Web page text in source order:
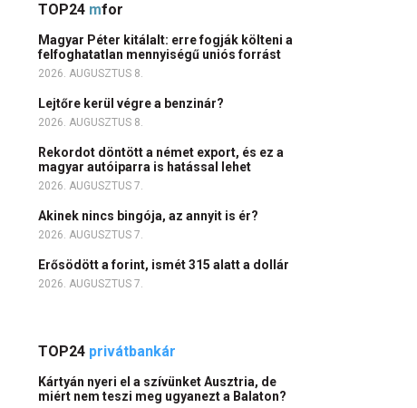
TOP24 mfor
Magyar Péter kitálalt: erre fogják költeni a
felfoghatatlan mennyiségű uniós forrást
2026. AUGUSZTUS 8.
Lejtőre kerül végre a benzinár?
2026. AUGUSZTUS 8.
Rekordot döntött a német export, és ez a
magyar autóiparra is hatással lehet
2026. AUGUSZTUS 7.
Akinek nincs bingója, az annyit is ér?
2026. AUGUSZTUS 7.
Erősödött a forint, ismét 315 alatt a dollár
2026. AUGUSZTUS 7.
TOP24 privátbankár
Kártyán nyeri el a szívünket Ausztria, de
miért nem teszi meg ugyanezt a Balaton?